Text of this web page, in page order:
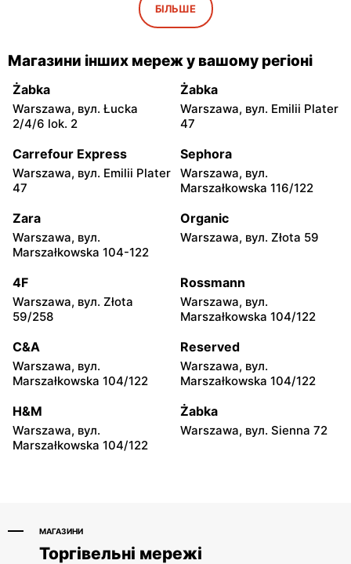
Iwaniska, вул. Ujazdowska
Bogoria, вул. Rynek 30
moje sklepy
Gorzyce, вул. Szkolna 44
moje sklepy
Grębów, вул. Wydrza 180
moje sklepy
Jadachy, вул. Jadachy 111
moje sklepy
Jeżowe, вул. Zalesie 77
moje sklepy
Kazimierza Wielka, вул.
Kolejowa 15
moje sklepy
Kamień, вул. Błonie 23
moje sklepy
Górki, вул. Górki 71
moje sklepy
Gumniska, вул. Gumniska
moje sklepy
Iwierzyce, вул. Iwierzyce
152A
moje sklepy
Tczew, вул. Franciszka
Żwirki 61
moje sklepy
Hyżne, вул. Hyżne 100
moje sklepy
Jarosław, вул. Pełkińska
147
moje sklepy
Niebylec, вул. Niebylec 139
moje sklepy
Opole, вул. Grudzicka 45
БІЛЬШЕ
Магазини інших мереж у вашому регіоні
Żabka
Warszawa, вул. Łucka
2/4/6 lok. 2
Żabka
Warszawa, вул. Emilii Plater
47
Carrefour Express
Warszawa, вул. Emilii Plater
47
Sephora
Warszawa, вул.
Marszałkowska 116/122
Zara
Warszawa, вул.
Marszałkowska 104-122
Organic
Warszawa, вул. Złota 59
4F
Warszawa, вул. Złota
59/258
Rossmann
Warszawa, вул.
Marszałkowska 104/122
C&A
Warszawa, вул.
Marszałkowska 104/122
Reserved
Warszawa, вул.
Marszałkowska 104/122
H&M
Warszawa, вул.
Marszałkowska 104/122
Żabka
Warszawa, вул. Sienna 72
МАГАЗИНИ
Торгівельні мережі